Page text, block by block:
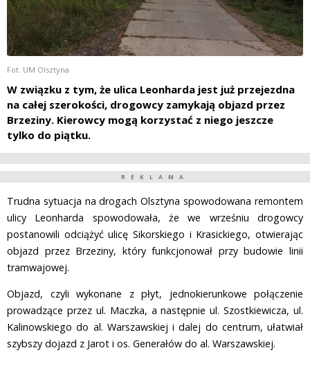
Fot. UM Olsztyna
W związku z tym, że ulica Leonharda jest już przejezdna
na całej szerokości, drogowcy zamykają objazd przez
Brzeziny. Kierowcy mogą korzystać z niego jeszcze
tylko do piątku.
REKLAMA
Trudna sytuacja na drogach Olsztyna spowodowana remontem
ulicy Leonharda spowodowała, że we wrześniu drogowcy
postanowili odciążyć ulicę Sikorskiego i Krasickiego, otwierając
objazd przez Brzeziny, który funkcjonował przy budowie linii
tramwajowej.
Objazd, czyli wykonane z płyt, jednokierunkowe połączenie
prowadzące przez ul. Maczka, a następnie ul. Szostkiewicza, ul.
Kalinowskiego do al. Warszawskiej i dalej do centrum, ułatwiał
szybszy dojazd z Jarot i os. Generałów do al. Warszawskiej.